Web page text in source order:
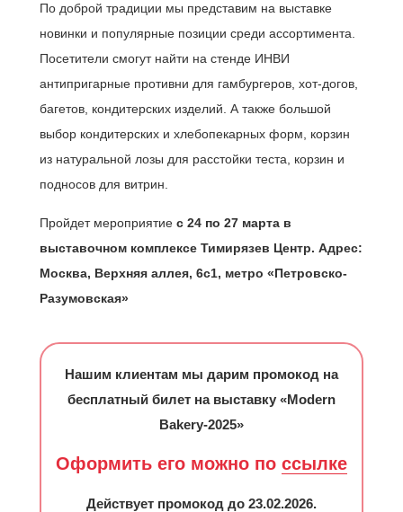
По доброй традиции мы представим на выставке
новинки и популярные позиции среди ассортимента.
Посетители смогут найти на стенде ИНВИ
антипригарные противни для гамбургеров, хот-догов,
багетов, кондитерских изделий. А также большой
выбор кондитерских и хлебопекарных форм, корзин
из натуральной лозы для расстойки теста, корзин и
подносов для витрин.
Пройдет мероприятие с 24 по 27 марта в
выставочном комплексе Тимирязев Центр. Адрес:
Москва, Верхняя аллея, 6с1, метро «Петровско-
Разумовская»
Нашим клиентам мы дарим промокод на
бесплатный билет на выставку «Modern
Bakery-2025»
Оформить его можно по ссылке
Действует промокод до 23.02.2026.